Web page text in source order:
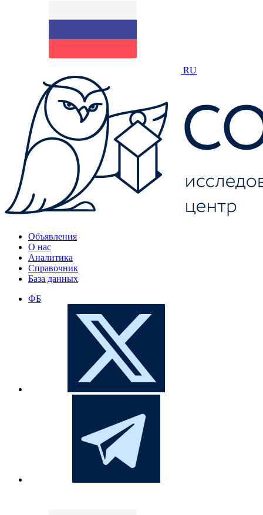
RU
Объявления
О нас
Аналитика
Справочник
База данных
ФБ